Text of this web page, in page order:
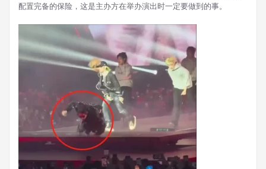
配置完备的保险，这是主办方在举办演出时一定要做到的事。